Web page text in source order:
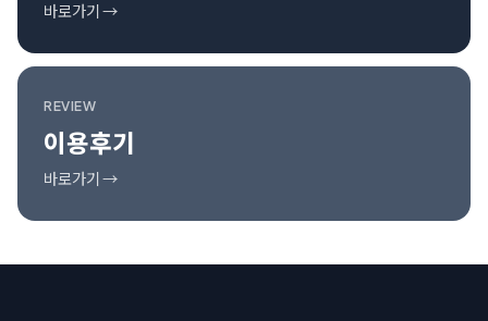
바로가기 →
REVIEW
이용후기
바로가기 →